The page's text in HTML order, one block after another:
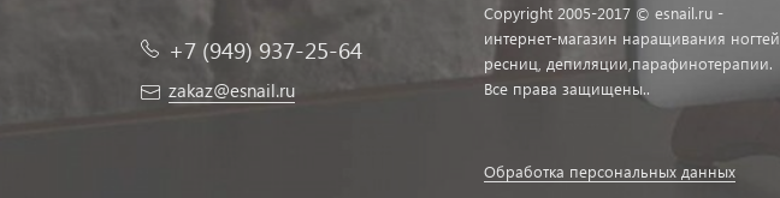
+7 (949) 937-25-64
zakaz@esnail.ru
Copyright 2005-2017 © esnail.ru -
интернет-магазин наращивания ногтей,
ресниц, депиляции,парафинотерапии.
Все права защищены..
Обработка персональных данных